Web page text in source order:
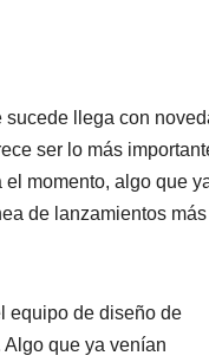
sucede llega con
ser lo más
el momento, algo que
de lanzamientos
equipo de diseño de
que ya venían